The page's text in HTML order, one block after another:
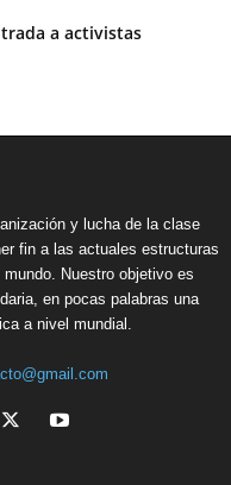
a activistas
y lucha de la clase
fin a las actuales estructuras
Nuestro objetivo es
en pocas palabras una
a nivel mundial.